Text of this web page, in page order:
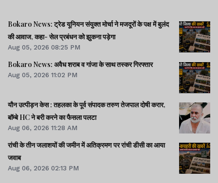
Bokaro News: ट्रेड यूनियन संयुक्त मोर्चा ने मजदूरों के पक्ष में बुलंद
की आवाज, कहा- सेल प्रबंधन को झुकना पड़ेगा
Aug 05, 2026 08:25 PM
Bokaro News: अवैध शराब व गांजा के साथ तस्कर गिरफ्तार
Aug 05, 2026 11:02 PM
यौन उत्पीड़न केस : तहलका के पूर्व संपादक तरुण तेजपाल दोषी करार,
बॉम्बे HC ने बरी करने का फैसला पलटा
Aug 06, 2026 11:28 AM
रांची के तीन जलाशयों की जमीन में अतिक्रमण पर रांची डीसी का आया
जवाब
Aug 06, 2026 02:13 PM